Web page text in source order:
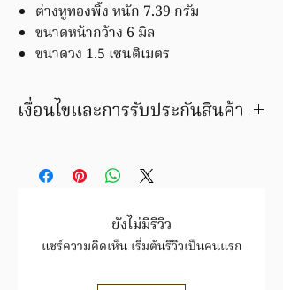
ต่างหูทองพิ้ง หนัก 7.39 กรัม
ขนาดหน้ากว้าง 6 มิล
ขนาดวง 1.5 เซนติเมตร
เงื่อนไขและการรับประกันสินค้า
ภายในระยะเวลารับประกัน
สินค้าชิ้นนี้ อาจมีการเปลี่ยนแปลงราคา
สมาคม
ทอง https://www.goldtraders.or.th/
ยังไม่มีรีวิว
แชร์ความคิดเห็น เริ่มต้นรีวิวเป็นคนแรก